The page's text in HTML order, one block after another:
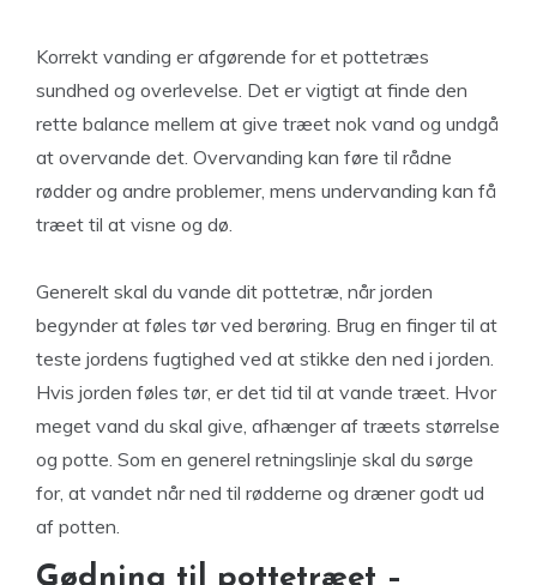
Korrekt vanding er afgørende for et pottetræs
sundhed og overlevelse. Det er vigtigt at finde den
rette balance mellem at give træet nok vand og undgå
at overvande det. Overvanding kan føre til rådne
rødder og andre problemer, mens undervanding kan få
træet til at visne og dø.
Generelt skal du vande dit pottetræ, når jorden
begynder at føles tør ved berøring. Brug en finger til at
teste jordens fugtighed ved at stikke den ned i jorden.
Hvis jorden føles tør, er det tid til at vande træet. Hvor
meget vand du skal give, afhænger af træets størrelse
og potte. Som en generel retningslinje skal du sørge
for, at vandet når ned til rødderne og dræner godt ud
af potten.
Gødning til pottetræet –